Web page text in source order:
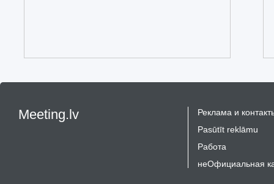
Meeting.lv
Реклама и
Pasūtīt reklāmu
Работа
неОфициальная